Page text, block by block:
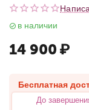
в наличии
14 900 ₽
Бесплатная
До